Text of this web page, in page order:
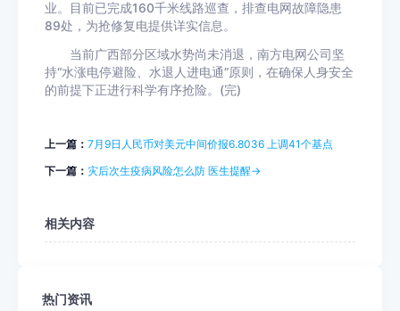
业。目前已完成160千米线路巡查，排查电网故障隐患
89处，为抢修复电提供详实信息。
当前广西部分区域水势尚未消退，南方电网公司坚
持“水涨电停避险、水退人进电通”原则，在确保人身安全
的前提下正进行科学有序抢险。(完)
上一篇： 7月9日人民币对美元中间价报6.8036 上调41个基点
下一篇： 灾后次生疫病风险怎么防 医生提醒→
相关内容
热门资讯